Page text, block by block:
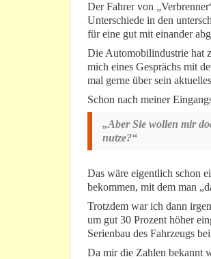
Der Fahrer von
Unterschiede in den
für eine gut mit einander
Die Automobilindustrie hat
mich eines Gesprächs mit
mal gerne über sein
Schon nach meiner
„Aber Sie wollen mir
nutze?“
Das wäre eigentlich schon
bekommen, mit dem man
Trotzdem war ich dann
um gut 30 Prozent höher
Serienbau des Fahrzeugs
Da mir die Zahlen bekannt